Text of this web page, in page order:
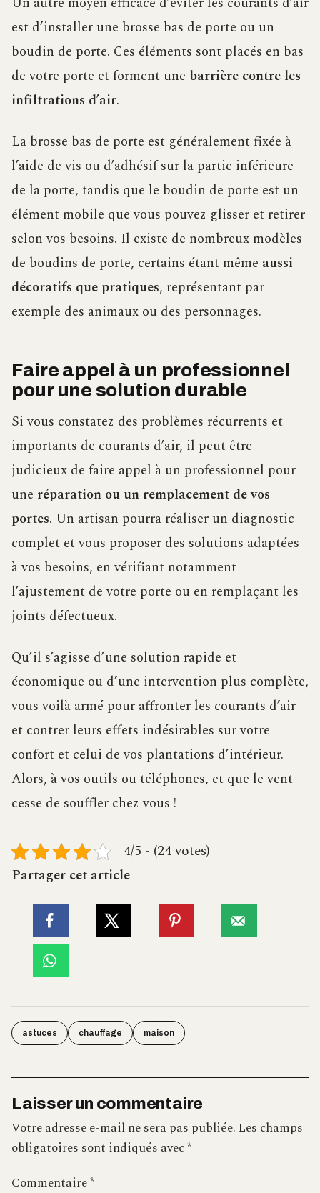
est d’installer une brosse bas de porte ou un
boudin de porte. Ces éléments sont placés en bas
de votre porte et forment une barrière contre les
infiltrations d’air.
La brosse bas de porte est généralement fixée à
l’aide de vis ou d’adhésif sur la partie inférieure
de la porte, tandis que le boudin de porte est un
élément mobile que vous pouvez glisser et retirer
selon vos besoins. Il existe de nombreux modèles
de boudins de porte, certains étant même aussi
décoratifs que pratiques, représentant par
exemple des animaux ou des personnages.
Faire appel à un professionnel
pour une solution durable
Si vous constatez des problèmes récurrents et
importants de courants d’air, il peut être
judicieux de faire appel à un professionnel pour
une réparation ou un remplacement de vos
portes. Un artisan pourra réaliser un diagnostic
complet et vous proposer des solutions adaptées
à vos besoins, en vérifiant notamment
l’ajustement de votre porte ou en remplaçant les
joints défectueux.
Qu’il s’agisse d’une solution rapide et
économique ou d’une intervention plus complète,
vous voilà armé pour affronter les courants d’air
et contrer leurs effets indésirables sur votre
confort et celui de vos plantations d’intérieur.
Alors, à vos outils ou téléphones, et que le vent
cesse de souffler chez vous !
4/5 - (24 votes)
Partager cet article
astuces chauffage maison
Laisser un commentaire
Votre adresse e-mail ne sera pas publiée.Les champs
obligatoires sont indiqués avec*
Commentaire*